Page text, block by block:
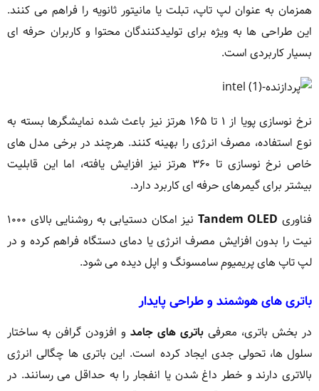
همزمان به عنوان لپ تاپ، تبلت یا مانیتور ثانویه را فراهم می کنند.
این طراحی ها به ویژه برای تولیدکنندگان محتوا و کاربران حرفه ای
بسیار کاربردی است.
نرخ نوسازی پویا از ۱ تا ۱۶۵ هرتز نیز باعث شده نمایشگرها بسته به
نوع استفاده، مصرف انرژی را بهینه کنند. هرچند در برخی مدل های
خاص نرخ نوسازی تا ۳۶۰ هرتز نیز افزایش یافته، اما این قابلیت
بیشتر برای گیمرهای حرفه ای کاربرد دارد.
فناوری Tandem OLED
نیز امکان دستیابی به روشنایی بالای ۱۰۰۰
نیت را بدون افزایش مصرف انرژی یا دمای دستگاه فراهم کرده و در
لپ تاپ های پریمیوم سامسونگ و اپل دیده می شود.
باتری های هوشمند و طراحی پایدار
در بخش باتری، معرفی باتری های جامد و افزودن گرافن به ساختار
سلول ها، تحولی جدی ایجاد کرده است. این باتری ها چگالی انرژی
بالاتری دارند و خطر داغ شدن یا انفجار را به حداقل می رسانند. در